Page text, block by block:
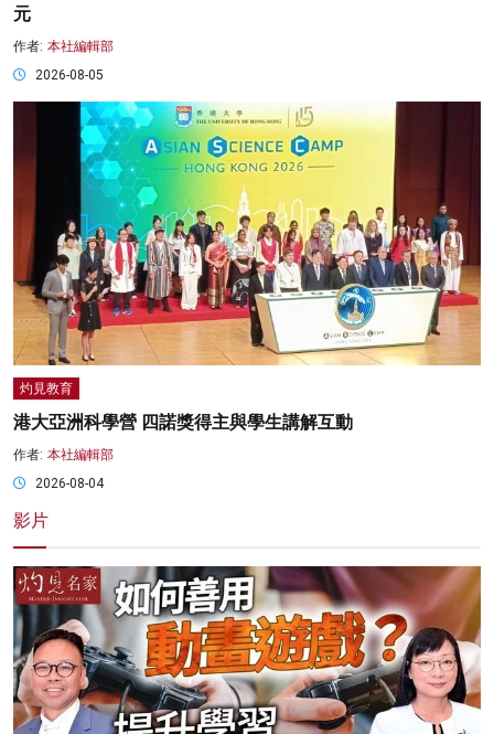
元
作者: 本社編輯部
2026-08-05
灼見教育
港大亞洲科學營 四諾獎得主與學生講解互動
作者: 本社編輯部
2026-08-04
影片